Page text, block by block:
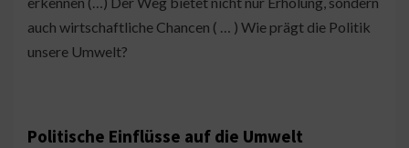
auch wirtschaftliche Chancen ( … ) Wie prägt die Politik
unsere Umwelt?
Politische Einflüsse auf die Umwelt